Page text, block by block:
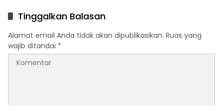
Tinggalkan Balasan
Alamat email Anda tidak akan dipublikasikan. Ruas yang
wajib ditandai *